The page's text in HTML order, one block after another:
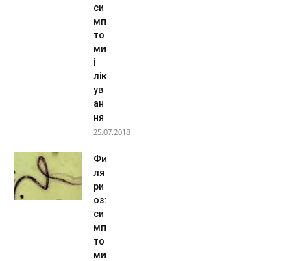
си
мп
то
ми
і
лік
ув
ан
ня
25.07.2018
Фи
ля
ри
оз:
си
мп
то
ми